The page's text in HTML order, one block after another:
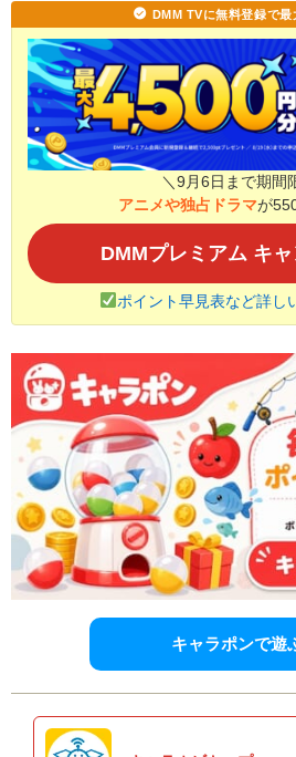
DMM TVに無料登録で
＼9月6日まで期間
アニメや独占ドラマが
DMMプレミアム キ
ポイント早見表など詳し
キャラポンで遊